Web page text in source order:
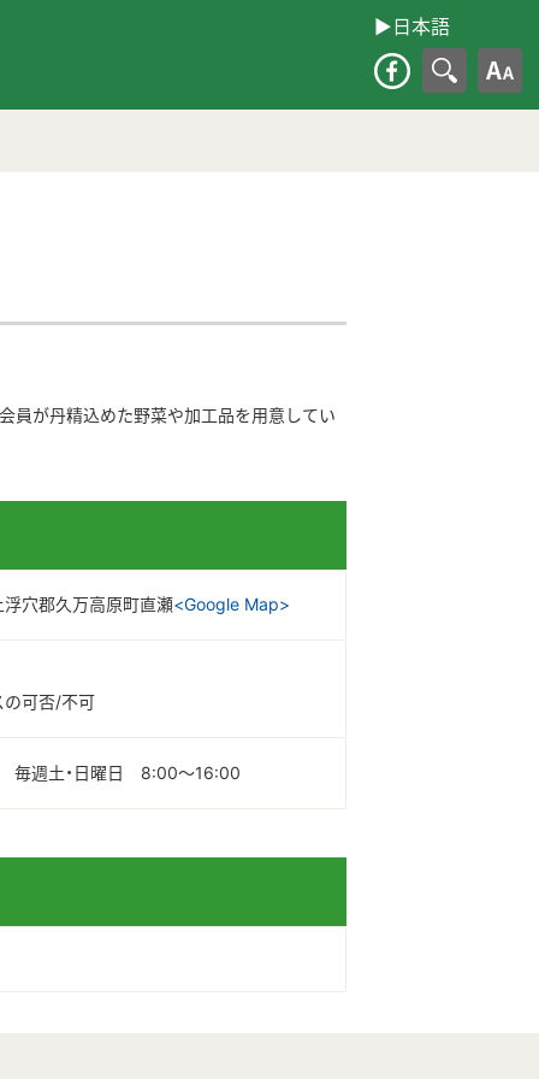
▶︎日本語
員が丹精込めた野菜や加工品を用意してい
浮穴郡久万高原町直瀬<Google Map>
の可否/不可
毎週土・日曜日 8:00～16:00